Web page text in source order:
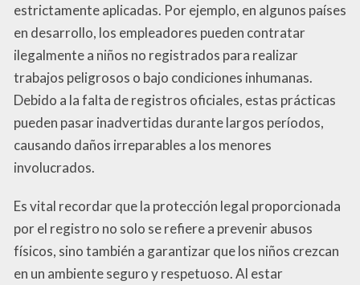
estrictamente aplicadas. Por ejemplo, en algunos países
en desarrollo, los empleadores pueden contratar
ilegalmente a niños no registrados para realizar
trabajos peligrosos o bajo condiciones inhumanas.
Debido a la falta de registros oficiales, estas prácticas
pueden pasar inadvertidas durante largos períodos,
causando daños irreparables a los menores
involucrados.
Es vital recordar que la protección legal proporcionada
por el registro no solo se refiere a prevenir abusos
físicos, sino también a garantizar que los niños crezcan
en un ambiente seguro y respetuoso. Al estar